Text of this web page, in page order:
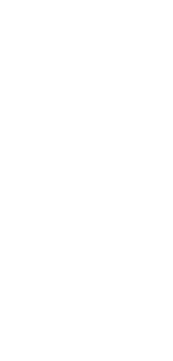
aos favoritos
aos favoritos
aos favoritos